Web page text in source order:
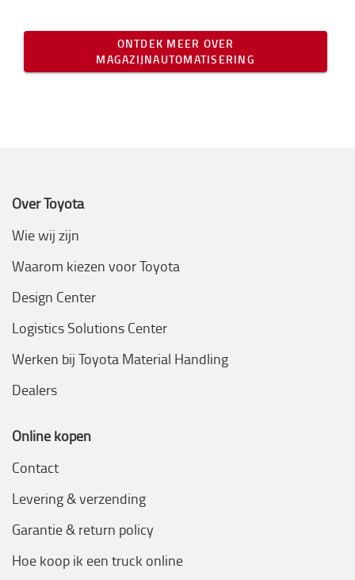
ONTDEK MEER OVER
MAGAZIJNAUTOMATISERING
Over Toyota
Wie wij zijn
Waarom kiezen voor Toyota
Design Center
Logistics Solutions Center
Werken bij Toyota Material Handling
Dealers
Online kopen
Contact
Levering & verzending
Garantie & return policy
Hoe koop ik een truck online